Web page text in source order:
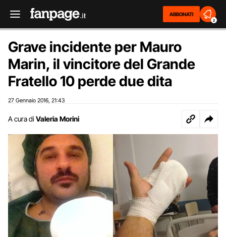
ABBONATI
2
Grave incidente per Mauro
Marin, il vincitore del Grande
Fratello 10 perde due dita
27 Gennaio 2016 21:43
A cura di Valeria Morini